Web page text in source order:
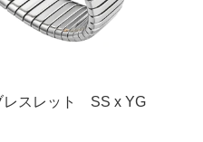
レスレット SS x YG